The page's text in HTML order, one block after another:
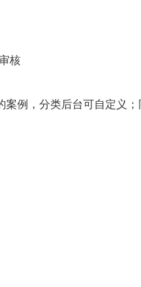
核
例，分类后台可自定义